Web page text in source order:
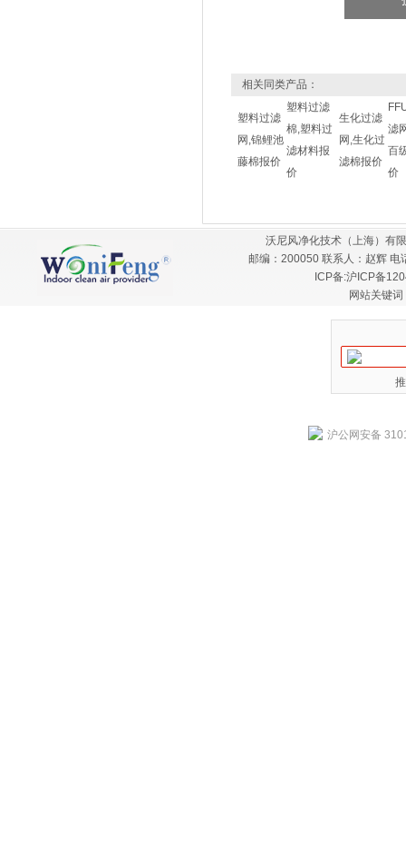
相关同类产品：
塑料过滤
网,锦鲤池
藤棉报价
塑料过滤
棉,塑料过
滤材料报
价
生化过滤
网,生化过
滤棉报价
滤
百
价
沃尼风净化技术（上海）有
邮编：200050 联系人：赵辉
ICP备:沪ICP备
网站关键
沪公网安备